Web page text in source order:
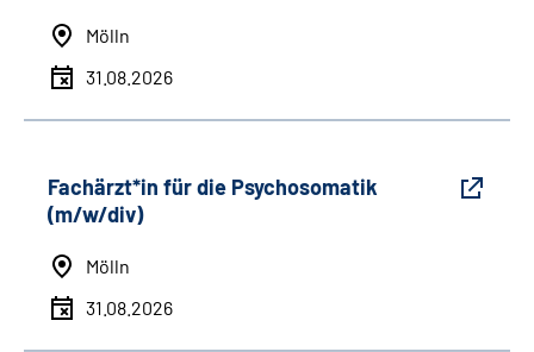
Mölln
31.08.2026
Fachärzt*in für die Psychosomatik
(m/w/div)
Mölln
31.08.2026